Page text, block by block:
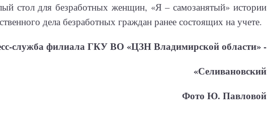
стол для безработных женщин, «Я – самозанятый» истории
дела безработных граждан ранее состоящих на учете.
служба филиала ГКУ ВО «ЦЗН Владимирской области» -
«Селивановский
Фото Ю. Павловой